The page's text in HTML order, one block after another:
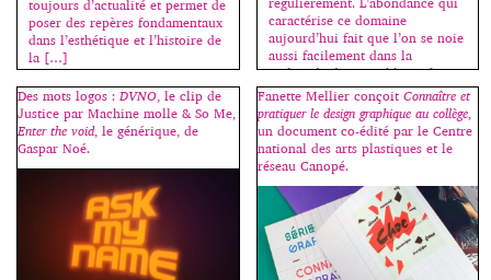
toujours d’actualité et permet de
poser des repères fondamentaux
dans l’esthétique et l’histoire de
la […]
caractérise ce domaine
aujourd’hui fait que l’on se noie
aussi facilement dans la
multitude des possibles et les
méandres du net. Kevin Ho a
donc imaginé un algorithme
triant les caractères par
ressemblance formelle à partir
du mot “handgloves” souvent
[…]
Des mots logos : DVNO, le clip de
Justice par Machine molle & So Me,
Enter the void, le générique, de
Gaspar Noé.
Fanette Mellier conçoit Connaître et
pratiquer le design graphique au collège,
un document co-édité par le Centre
national des arts plastiques et le
réseau Canopé.